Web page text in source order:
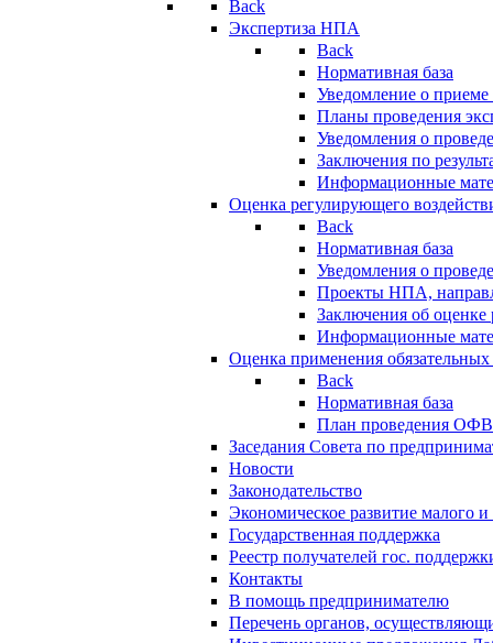
Back
Экспертиза НПА
Back
Нормативная база
Уведомление о
Планы проведения
Уведомления о
Заключения по
Информационные
Оценка регулирующего
Back
Нормативная база
Уведомления о
Проекты НПА,
Заключения об
Информационные
Оценка применения
Back
Нормативная база
План проведения
Заседания Совета по
Новости
Законодательство
Экономическое развитие малого и
Государственная поддержка
Реестр получателей гос.
Контакты
В помощь предпринимателю
Перечень органов,